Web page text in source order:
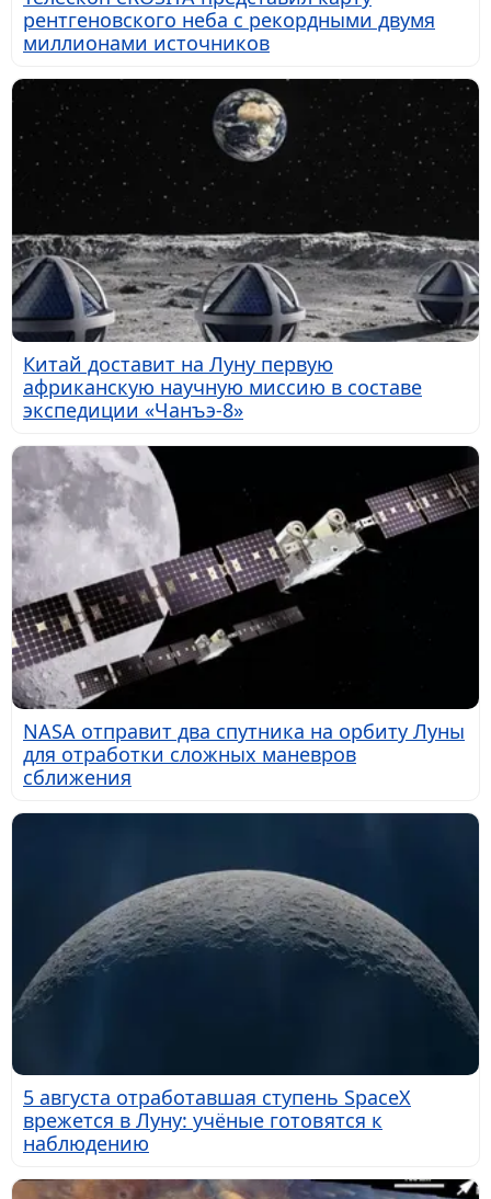
рентгеновского неба с рекордными двумя
миллионами источников
Китай доставит на Луну первую
африканскую научную миссию в составе
экспедиции «Чанъэ-8»
NASA отправит два спутника на орбиту Луны
для отработки сложных маневров
сближения
5 августа отработавшая ступень SpaceX
врежется в Луну: учёные готовятся к
наблюдению